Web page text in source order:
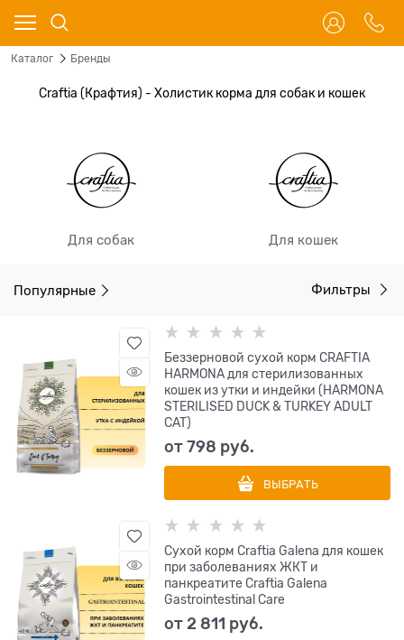
Каталог Бренды
Craftia (Крафтия) - Холистик корма для собак и кошек
Для собак Для кошек
Популярные Фильтры
Беззерновой сухой корм CRAFTIA
HARMONA для стерилизованных
кошек из утки и индейки (HARMONA
STERILISED DUCK & TURKEY ADULT
CAT)
от798 руб.
ВЫБРАТЬ
Сухой корм Craftia Galena для кошек
при заболеваниях ЖКТ и
панкреатите Craftia Galena
Gastrointestinal Сare
от2 811 руб.